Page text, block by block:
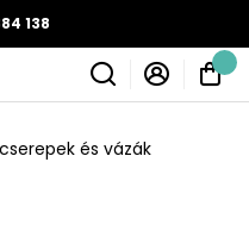
138
és vázák